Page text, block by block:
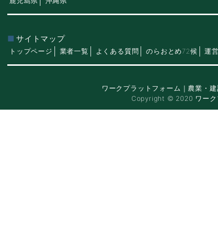
サイトマップ
トップページ 業者一覧 よくある質問 のらおとめ72候 運
ワークプラットフォーム｜農業・
Copyright © 2020 ワーク